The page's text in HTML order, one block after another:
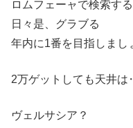
ロムフェーャで検索す
日々是、グラブる
年内に1番を目指しまし
2万ゲットしても天井
ヴェルサシア？